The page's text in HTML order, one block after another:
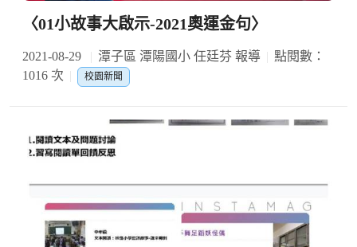
〈01小故事大啟示-2021奧運金句〉
2021-08-29 潭子區 潭陽國小 任廷芬 報導
點閱數：
1016 次
校園新聞